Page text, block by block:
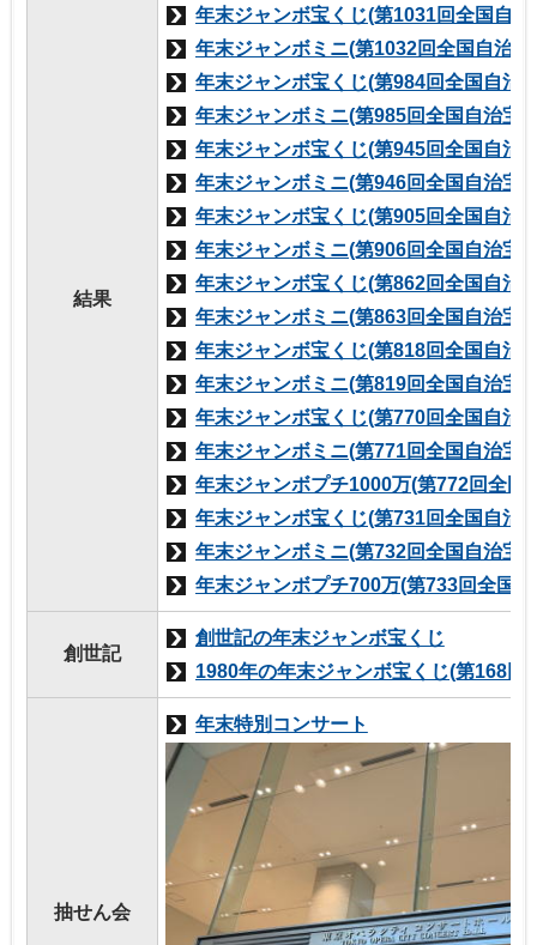
結果
年末ジャンボ宝くじ(第1031回全国自治
年末ジャンボミニ(第1032回全国自治宝
年末ジャンボ宝くじ(第984回全国自治
年末ジャンボミニ(第985回全国自治宝
年末ジャンボ宝くじ(第945回全国自治
年末ジャンボミニ(第946回全国自治宝
年末ジャンボ宝くじ(第905回全国自治
年末ジャンボミニ(第906回全国自治宝
年末ジャンボ宝くじ(第862回全国自治
年末ジャンボミニ(第863回全国自治宝
年末ジャンボ宝くじ(第818回全国自治
年末ジャンボミニ(第819回全国自治宝
年末ジャンボ宝くじ(第770回全国自治
年末ジャンボミニ(第771回全国自治宝
年末ジャンボプチ1000万(第772回全国
年末ジャンボ宝くじ(第731回全国自治
年末ジャンボミニ(第732回全国自治宝
年末ジャンボプチ700万(第733回全国
創世記
創世記の年末ジャンボ宝くじ
1980年の年末ジャンボ宝くじ(第168回)
抽せん会
年末特別コンサート